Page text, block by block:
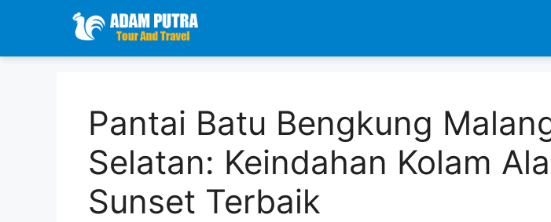
Pantai Batu Bengkung
Selatan: Keindahan Kolam
Sunset Terbaik